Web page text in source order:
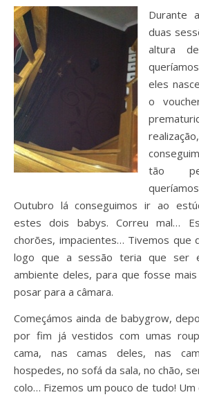
Durante
duas
altura
eles
o
tão
Outubro lá conseguimos ir ao
estes dois babys. Correu mal…
chorões, impacientes… Tivemos que
logo que a sessão teria que ser
ambiente deles, para que fosse
posar para a câmara.
Começámos ainda de babygrow,
por fim já vestidos com umas
cama, nas camas deles, nas
hospedes, no sofá da sala, no chão,
colo… Fizemos um pouco de tudo!